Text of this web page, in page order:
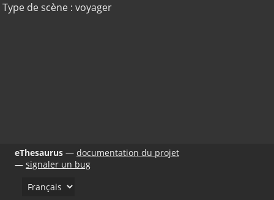
Type de scène : voyager
eThesaurus
documentation du projet
signaler un bug